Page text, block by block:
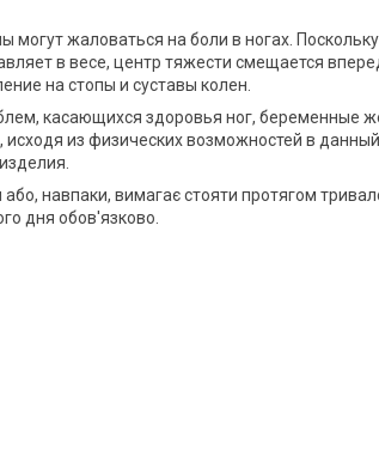
могут жаловаться на боли в ногах.
в весе, центр тяжести смещается
на стопы и суставы колен.
касающихся здоровья ног, беременные
из физических возможностей в
навпаки, вимагає стояти протягом
дня обов'язково.